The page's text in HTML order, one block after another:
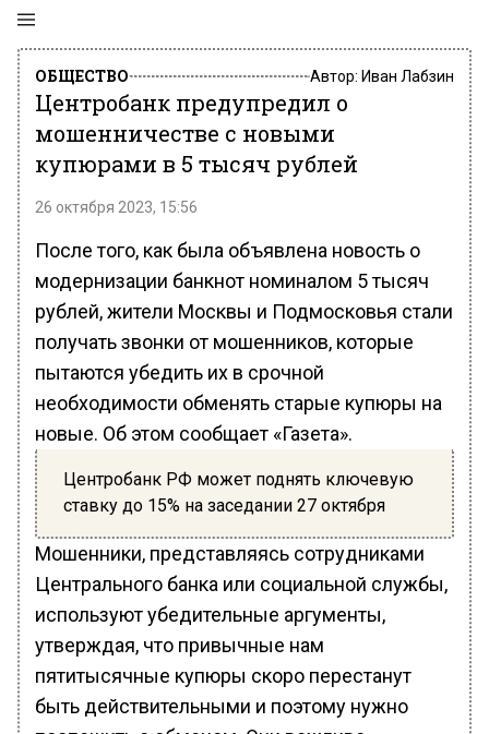
ОБЩЕСТВО Автор: Иван Лабзин
Центробанк предупредил о
мошенничестве с новыми
купюрами в 5 тысяч рублей
26 октября 2023, 15:56
После того, как была объявлена новость о
модернизации банкнот номиналом 5 тысяч
рублей, жители Москвы и Подмосковья стали
получать звонки от мошенников, которые
пытаются убедить их в срочной
необходимости обменять старые купюры на
новые. Об этом сообщает «Газета».
Центробанк РФ может поднять ключевую
ставку до 15% на заседании 27 октября
Мошенники, представляясь сотрудниками
Центрального банка или социальной службы,
используют убедительные аргументы,
утверждая, что привычные нам
пятитысячные купюры скоро перестанут
быть действительными и поэтому нужно